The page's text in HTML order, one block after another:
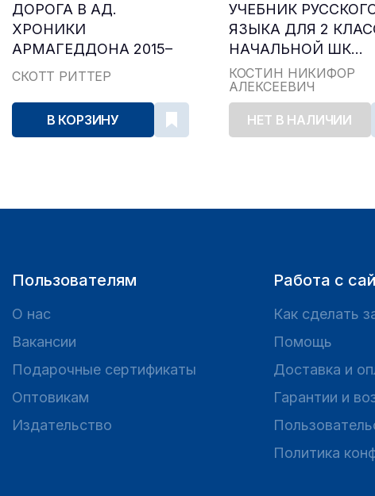
ДОРОГА В АД.
ХРОНИКИ
АРМАГЕДДОНА 2015–
2024
СКОТТ РИТТЕР
В КОРЗИНУ
УЧЕБНИК
ЯЗЫКА ДЛЯ 2
НАЧАЛЬНОЙ ШК...
КОСТИН НИКИФОР
АЛЕКСЕЕВИЧ
НЕТ В НАЛИЧИИ
Пользователям
О нас
Вакансии
Подарочные сертификаты
Оптовикам
Издательство
Работа с
Как сделать
Помощь
Доставка и
Гарантии и
Политика